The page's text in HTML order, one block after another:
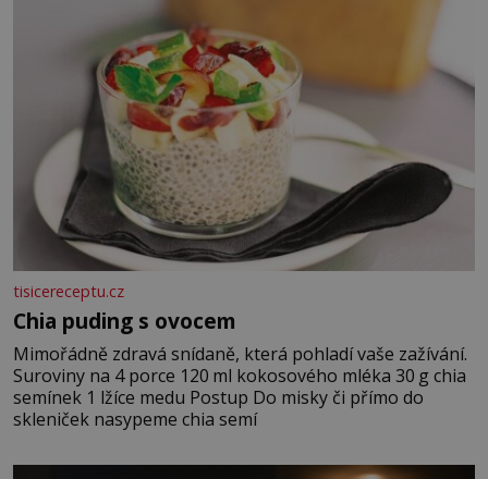
tisicereceptu.cz
Chia puding s ovocem
Mimořádně zdravá snídaně, která pohladí vaše zažívání.
Suroviny na 4 porce 120 ml kokosového mléka 30 g chia
semínek 1 lžíce medu Postup Do misky či přímo do
skleniček nasypeme chia semí